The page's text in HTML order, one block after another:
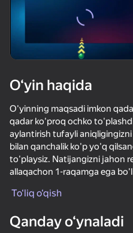
O‘yinlar
O‘yin haqida
O'yinning maqsadi imkon
qadar ko'proq ochko
aylantirish tufayli
bilan qanchalik ko'p yo'q
to'playsiz. Natijangizni jahon
allaqachon 1-raqamga ega
O'yinning afzalliklari:
- global reyting;
To‘liq o‘qish
Qanday o‘ynaladi